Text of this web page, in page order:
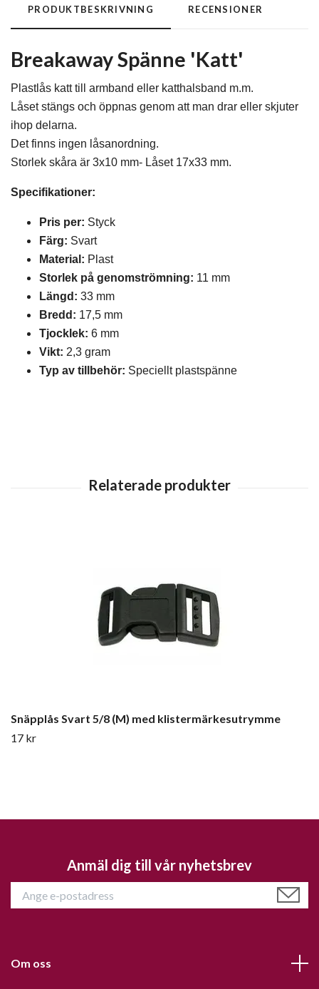
PRODUKTBESKRIVNING RECENSIONER
Breakaway Spänne 'Katt'
Plastlås katt till armband eller katthalsband m.m.
Låset stängs och öppnas genom att man drar eller skjuter
ihop delarna.
Det finns ingen låsanordning.
Storlek skåra är 3x10 mm- Låset 17x33 mm.
Specifikationer:
Pris per: Styck
Färg: Svart
Material: Plast
Storlek på genomströmning: 11 mm
Längd: 33 mm
Bredd: 17,5 mm
Tjocklek: 6 mm
Vikt: 2,3 gram
Typ av tillbehör: Speciellt plastspänne
Snäpplås Svart 5/8 (M) med klistermärkesutrymme
17 kr
Anmäl dig till vår nyhetsbrev
Om oss